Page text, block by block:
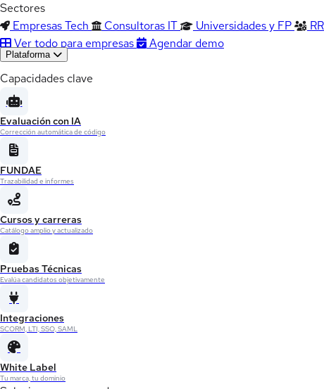
Sectores
Empresas Tech
Consultoras IT Universidades y FP
Ver todo para empresas
Agendar demo
Plataforma
Capacidades clave
Evaluación con IA
Corrección automática de código
FUNDAE
Trazabilidad e informes
Cursos y carreras
Catálogo amplio y actualizado
Pruebas Técnicas
Evalúa candidatos objetivamente
Integraciones
SCORM, LTI, SSO, SAML
White Label
Tu marca, tu dominio